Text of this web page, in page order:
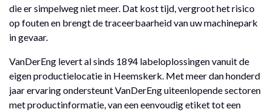
die er simpelweg niet meer. Dat kost tijd, vergroot het risico
op fouten en brengt de traceerbaarheid van uw machinepark
in gevaar.
VanDerEng levert al sinds 1894 labeloplossingen vanuit de
eigen productielocatie in Heemskerk. Met meer dan honderd
jaar ervaring ondersteunt VanDerEng uiteenlopende sectoren
met productinformatie, van een eenvoudig etiket tot een